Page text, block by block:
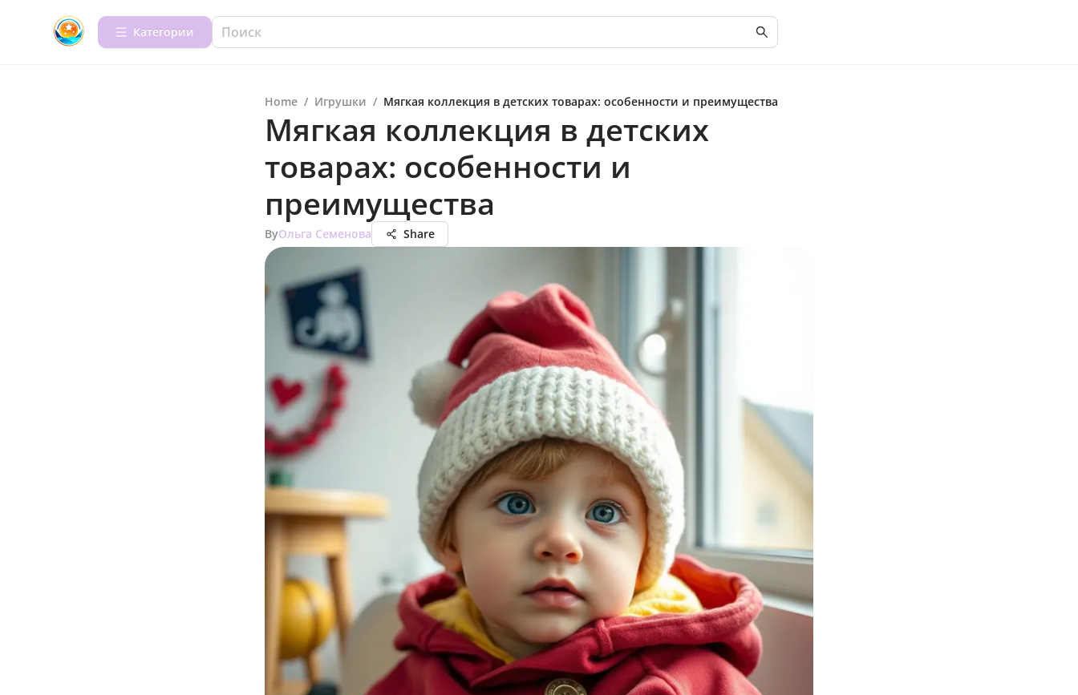
Категории
Home / Игрушки / Мягкая коллекция в детских товарах: особенности и преимущества
Мягкая коллекция в детских
товарах: особенности и
преимущества
ByОльга Семенова Share